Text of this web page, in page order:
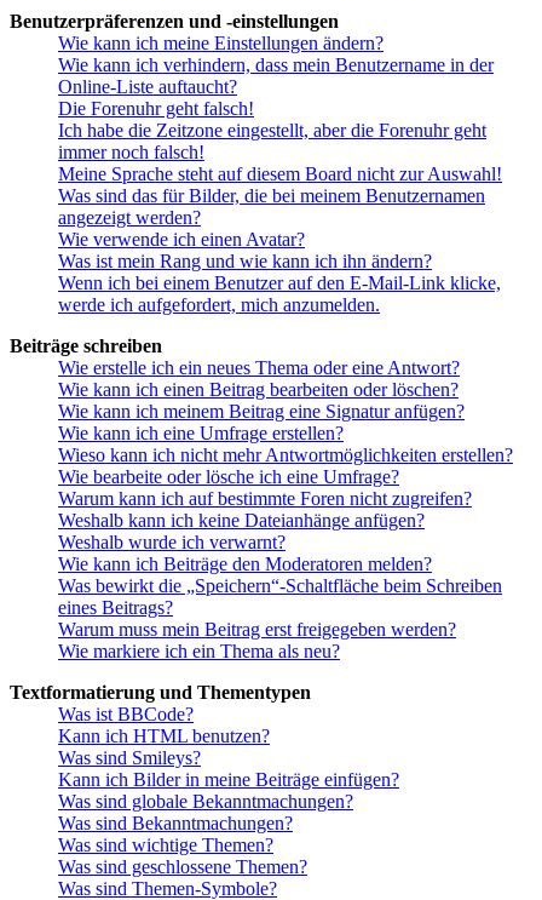
Benutzerpräferenzen und -einstellungen
Wie kann ich meine Einstellungen ändern?
Wie kann ich verhindern, dass mein Benutzername in der
Online-Liste auftaucht?
Die Forenuhr geht falsch!
Ich habe die Zeitzone eingestellt, aber die Forenuhr geht
immer noch falsch!
Meine Sprache steht auf diesem Board nicht zur Auswahl!
Was sind das für Bilder, die bei meinem Benutzernamen
angezeigt werden?
Wie verwende ich einen Avatar?
Was ist mein Rang und wie kann ich ihn ändern?
Wenn ich bei einem Benutzer auf den E-Mail-Link klicke,
werde ich aufgefordert, mich anzumelden.
Beiträge schreiben
Wie erstelle ich ein neues Thema oder eine Antwort?
Wie kann ich einen Beitrag bearbeiten oder löschen?
Wie kann ich meinem Beitrag eine Signatur anfügen?
Wie kann ich eine Umfrage erstellen?
Wieso kann ich nicht mehr Antwortmöglichkeiten erstellen?
Wie bearbeite oder lösche ich eine Umfrage?
Warum kann ich auf bestimmte Foren nicht zugreifen?
Weshalb kann ich keine Dateianhänge anfügen?
Weshalb wurde ich verwarnt?
Wie kann ich Beiträge den Moderatoren melden?
Was bewirkt die „Speichern“-Schaltfläche beim Schreiben
eines Beitrags?
Warum muss mein Beitrag erst freigegeben werden?
Wie markiere ich ein Thema als neu?
Textformatierung und Thementypen
Was ist BBCode?
Kann ich HTML benutzen?
Was sind Smileys?
Kann ich Bilder in meine Beiträge einfügen?
Was sind globale Bekanntmachungen?
Was sind Bekanntmachungen?
Was sind wichtige Themen?
Was sind geschlossene Themen?
Was sind Themen-Symbole?